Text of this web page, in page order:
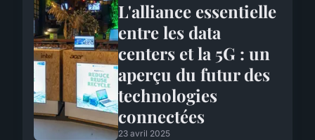
L'alliance essentielle
entre les data
centers et la 5G : un
aperçu du futur des
technologies
connectées
23 avril 2025